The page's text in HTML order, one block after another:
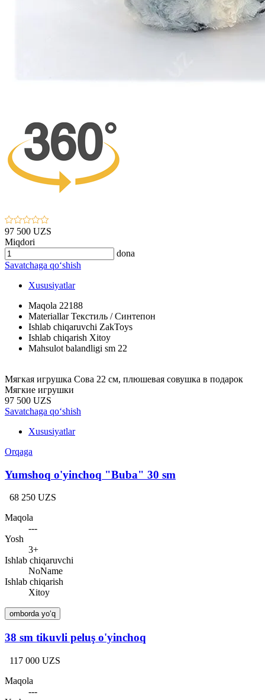
97 500 UZS
Miqdori
dona
Savatchaga qo‘shish
Xususiyatlar
Maqola 22188
MateriallarТекстиль / Синтепон
Ishlab chiqaruvchi ZakToys
Ishlab chiqarish Xitoy
Mahsulot balandligi sm 22
Мягкая игрушка Сова 22 см, плюшевая совушка в подарок
Мягкие игрушки
97 500 UZS
Savatchaga qo‘shish
Xususiyatlar
Orqaga
Yumshoq o'yinchoq "Buba" 30 sm
68 250 UZS
Maqola
---
Yosh
3+
Ishlab chiqaruvchi
NoName
Ishlab chiqarish
Xitoy
omborda yo‘q
38 sm tikuvli peluş o'yinchoq
117 000 UZS
Maqola
---